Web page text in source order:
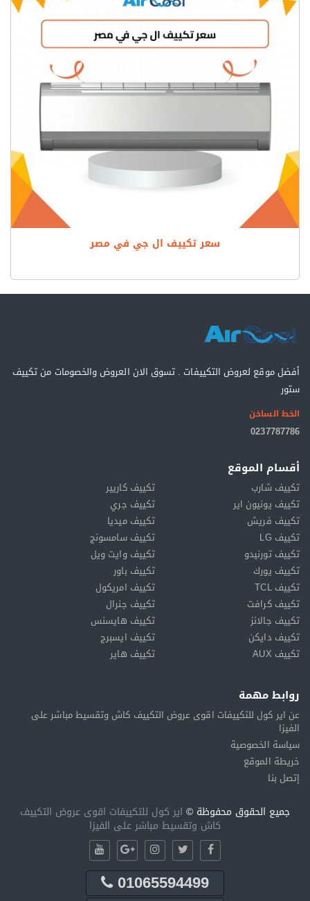
سعر تكييف ال جي في مصر
أفضل موقع لعروض التكييفات . تسوق الان العروض والخصومات من تكييف
ستور
الخط الساخن
0237787786
أقسام الموقع
تكييف شارب
تكييف كاريير
تكييف يونيون اير
تكييف جري
تكييف فريش
تكييف ميديا
تكييف LG
تكييف سامسونج
تكييف تورنيدو
تكييف وايت ويل
تكييف يورك
تكييف باور
تكييف TCL
تكييف امريكول
تكييف كرافت
تكييف جنرال
تكييف جالانز
تكييف هايسنس
تكييف دايكن
تكييف ايسبرج
تكييف AUX
تكييف هاير
روابط مهمة
عن اير كول للتكييفات اقوى عروض التكييف كاش وتقسيط مباشر على
الفيزا
سياسة الخصوصية
خريطة الموقع
إتصل بنا
جميع الحقوق محفوظة © اير كول للتكييفات اقوى عروض التكييف
كاش وتقسيط مباشر على الفيزا
01065594499